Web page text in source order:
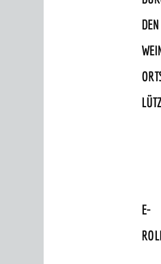
DEN
E-